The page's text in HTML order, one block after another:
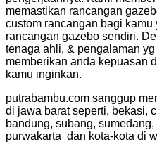
memastikan rancangan
custom rancangan bagi kamu
rancangan gazebo sendiri.
tenaga ahli, & pengalaman yg
memberikan anda kepuasan
kamu inginkan.
putrabambu.com sanggup
di jawa barat seperti, bekasi,
bandung, subang,
purwakarta dan kota-kota di